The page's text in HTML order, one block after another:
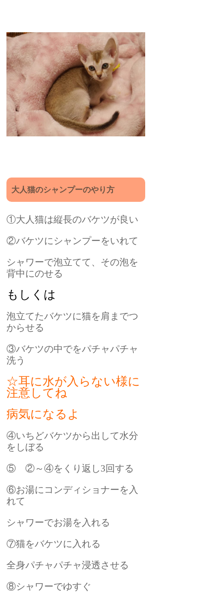
大人猫のシャンプーのやり方
①大人猫は縦長のバケツが良い
②バケツにシャンプーをいれて
シャワーで泡立てて、その泡を
背中にのせる
もしくは
泡立てたバケツに猫を肩までつ
からせる
③バケツの中でをパチャパチャ
洗う
☆耳に水が入らない様に
注意してね
病気になるよ
④いちどバケツから出して水分
をしぼる
⑤ ②～④をくり返し3回する
⑥お湯にコンディショナーを入
れて
シャワーでお湯を入れる
⑦猫をバケツに入れる
全身パチャパチャ浸透させる
⑧シャワーでゆすぐ